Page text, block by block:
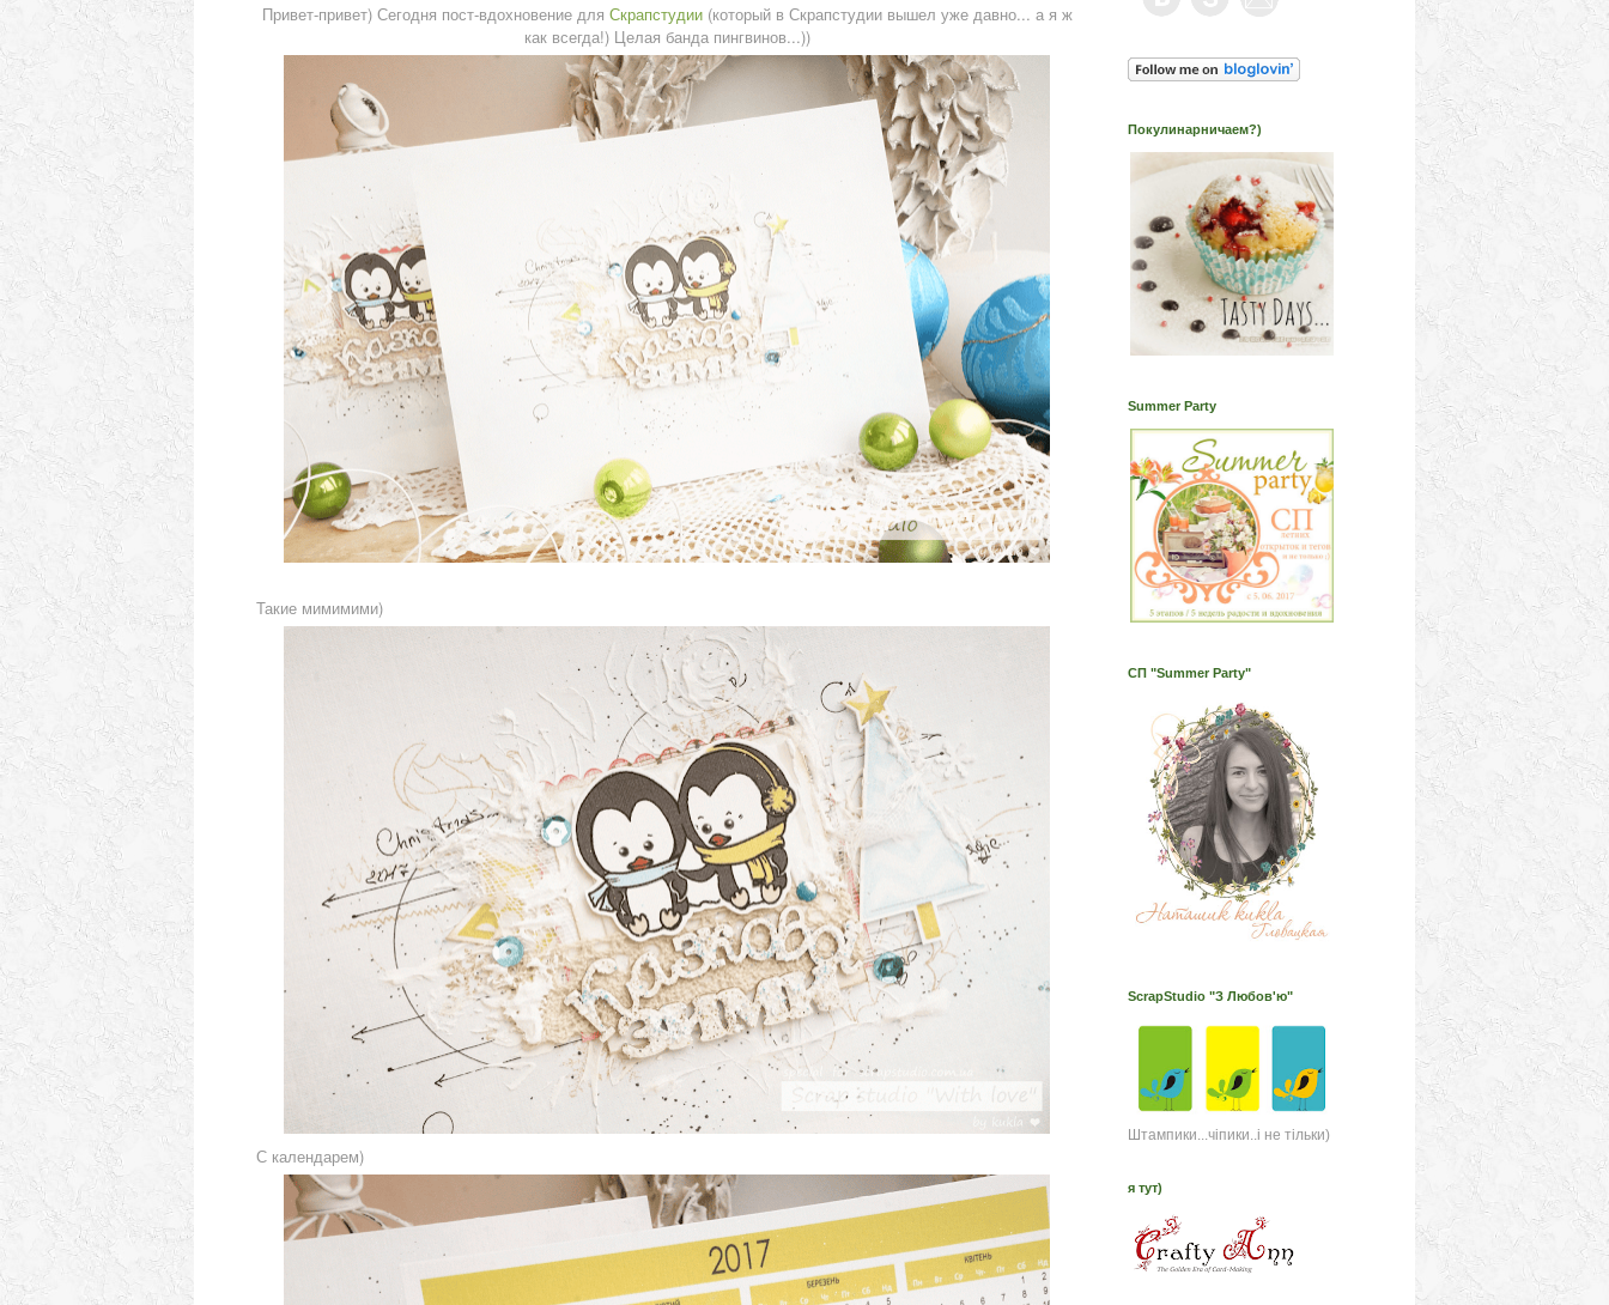
Привет-привет) Сегодня пост-вдохновение для Скрапстудии(который в Скрапстудии вышел уже давно... а я ж
как всегда!) Целая банда пингвинов...))
Такие мимимими)
С календарем)
Покулинарничаем?)
Summer Party
СП "Summer Party"
ScrapStudio "З Любов'ю"
Штампики...чіпики..і не тільки)
я тут)